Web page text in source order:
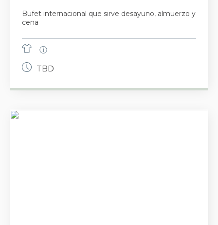
Bufet internacional que sirve desayuno, almuerzo y
cena
TBD